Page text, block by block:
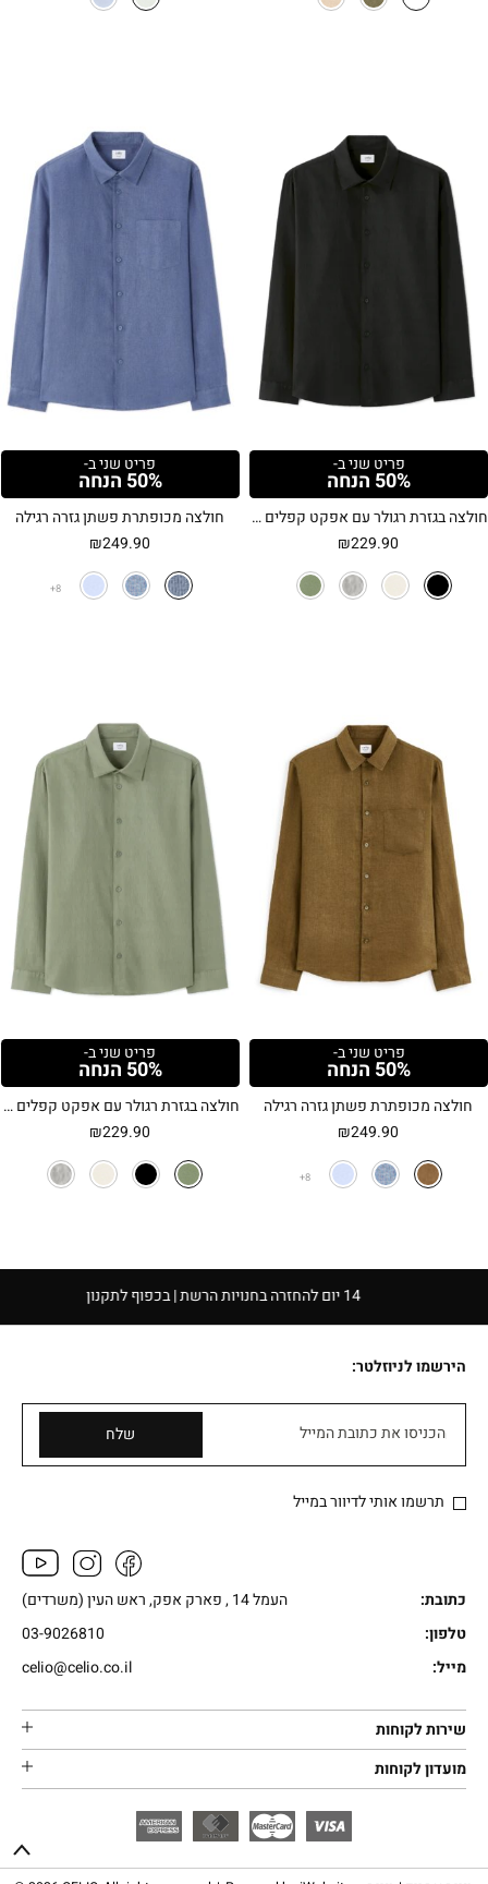
פריט שני ב-
50% הנחה
חולצה בגזרת רגולר עם אפקט קפלים – שחור
₪229.90
פריט שני ב-
50% הנחה
חולצה מכופתרת פשתן גזרה רגילה
₪249.90
8
פריט שני ב-
50% הנחה
חולצה מכופתרת פשתן גזרה רגילה
₪249.90
8
פריט שני ב-
50% הנחה
חולצה בגזרת רגולר עם אפקט קפלים – ירוק חאקי
₪229.90
הירשמו לניוזלטר:
הכניסו את כתובת המייל שלח
תרשמו אותי לדיוור במייל
כתובת:
העמל 14 , פארק אפק, ראש העין (משרדים)
טלפון:
03-9026810
מייל:
celio@celio.co.il
שירות לקוחות
מועדון לקוחות